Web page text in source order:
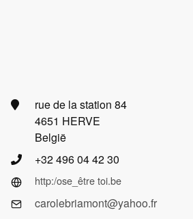
rue de la station 84
4651 HERVE
België
+32 496 04 42 30
http:/ose_être toi.be
carolebriamont@yahoo.fr